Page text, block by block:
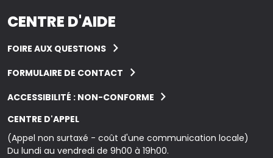
CENTRE D'AIDE
FOIRE AUX QUESTIONS
FORMULAIRE DE CONTACT
ACCESSIBILITÉ : NON-CONFORME
CENTRE D'APPEL
(Appel non surtaxé - coût d'une communication locale)
Du lundi au vendredi de 9h00 à 19h00.